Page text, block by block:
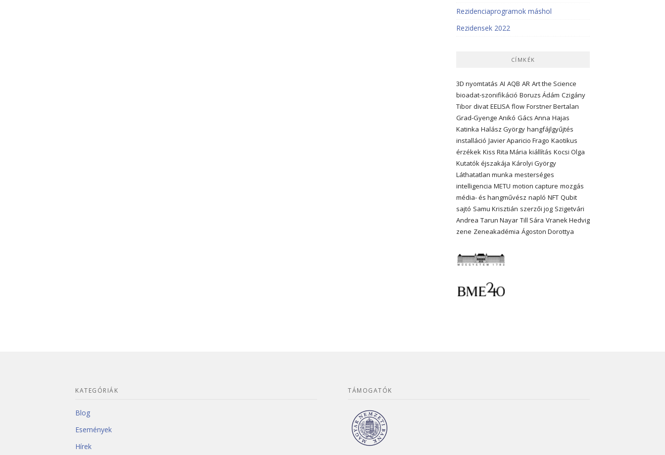
Rezidenciaprogramok máshol
Rezidensek 2022
CÍMKÉK
3D nyomtatás AI AQB AR Art the Science
bioadat-szonifikáció Boruzs Ádám Czigány
Tibor divat EELISA flow Forstner Bertalan
Grad-Gyenge Anikó Gács Anna Hajas
Katinka Halász György hangfájlgyűjtés
installáció Javier Aparicio Frago Kaotikus
érzékek Kiss Rita Mária kiállítás Kocsi Olga
Kutatók éjszakája Károlyi György
Láthatatlan munka mesterséges
intelligencia METU motion capture mozgás
média- és hangművész napló NFT Qubit
sajtó Samu Krisztián szerzői jog Szigetvári
Andrea Tarun Nayar Till Sára Vranek Hedvig
zene Zeneakadémia Ágoston Dorottya
KATEGÓRIÁK
Blog
Események
Hírek
TÁMOGATÓK